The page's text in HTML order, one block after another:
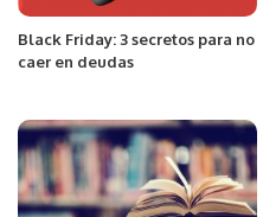
Black Friday: 3 secretos para no
caer en deudas